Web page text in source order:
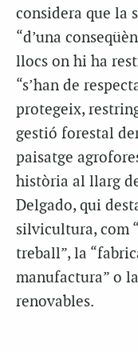
considera que la
“d’una
llocs on hi ha
“s’han de
protegeix,
gestió forestal
paisatge
història al llarg
Delgado, qui
silvicultura, com
treball”, la
manufactura” o
renovables.